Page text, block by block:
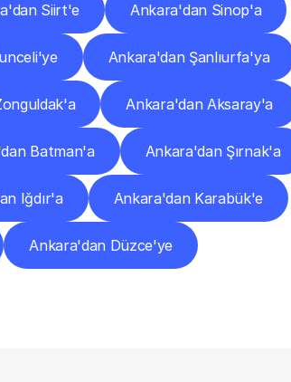
Siirt'e Ankara'dan Sinop'a
Ankara'dan Şanlıurfa'ya
Ankara'dan Aksaray'a
Batman'a Ankara'dan Şırnak'a
Iğdır'a Ankara'dan Karabük'e
Ankara'dan Düzce'ye